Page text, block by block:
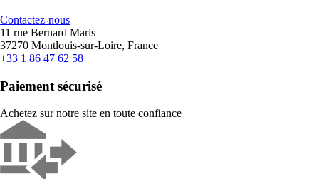
Contactez-nous
11 rue Bernard Maris
37270 Montlouis-sur-Loire, France
+33 1 86 47 62 58
Paiement sécurisé
Achetez sur notre site en toute confiance